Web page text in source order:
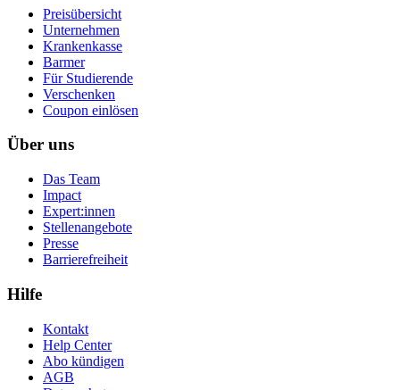
Preisübersicht
Unternehmen
Krankenkasse
Barmer
Für Studierende
Ver­schen­ken
Coupon einlösen
Über uns
Das Team
Impact
Expert:innen
Stellenangebote
Presse
Barrierefreiheit
Hilfe
Kontakt
Help Center
Abo kündigen
AGB